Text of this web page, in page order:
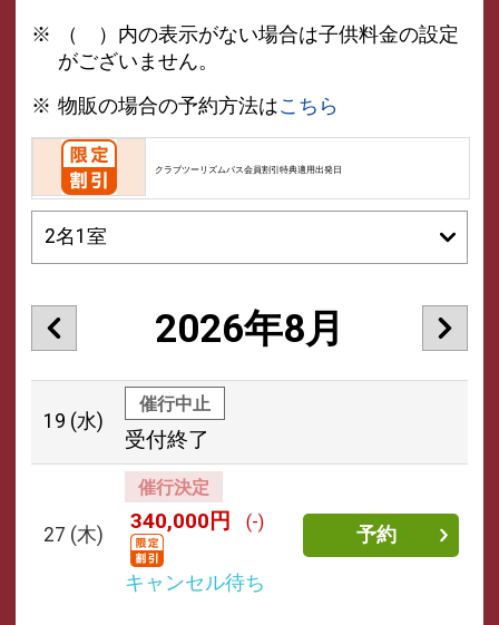
（ ）内の表示がない場合は子供料金の設定
がございません。
物販の場合の予約方法はこちら
クラブツーリズムパス会員割引特典適用出発日
2026年8月
19 (水)
催行中止
受付終了
27 (木)
催行決定
340,000円 (-)
キャンセル待ち
予約